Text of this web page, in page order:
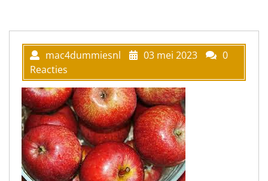
mac4dummiesnl 03 mei 2023
0
Reacties